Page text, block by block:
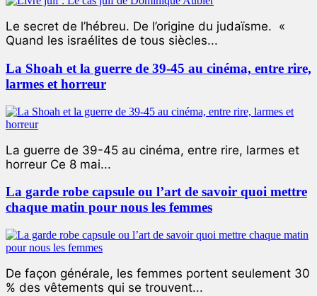
Le secret de l’hébreu. De l’origine du judaïsme. «
Quand les israélites de tous siècles...
La Shoah et la guerre de 39-45 au cinéma, entre rire,
larmes et horreur
La guerre de 39-45 au cinéma, entre rire, larmes et
horreur Ce 8 mai...
La garde robe capsule ou l’art de savoir quoi mettre
chaque matin pour nous les femmes
De façon générale, les femmes portent seulement 30
% des vêtements qui se trouvent...